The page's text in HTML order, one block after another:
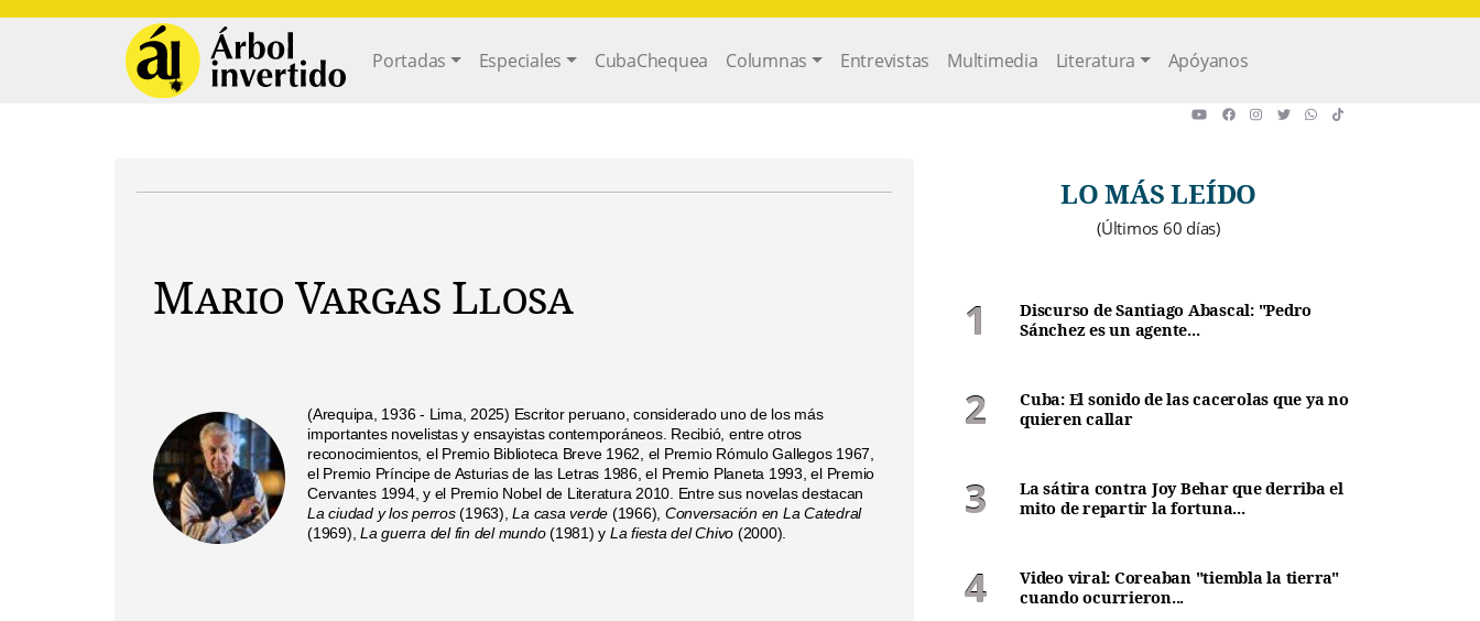
Main navigation
Portadas Especiales CubaChequea Columnas Entrevistas Multimedia Literatura Apóyanos
Mario Vargas Llosa
(Arequipa, 1936 - Lima, 2025) Escritor peruano, considerado uno de los más
importantes novelistas y ensayistas contemporáneos. Recibió, entre otros
reconocimientos, el Premio Biblioteca Breve 1962, el Premio Rómulo Gallegos 1967,
el Premio Príncipe de Asturias de las Letras 1986, el Premio Planeta 1993, el Premio
Cervantes 1994, y el Premio Nobel de Literatura 2010. Entre sus novelas destacan
La ciudad y los perros(1963),La casa verde (1966), Conversación en La Catedral
(1969), La guerra del fin del mundo(1981) y La fiesta del Chivo (2000).
LO MÁS LEÍDO
(Últimos 60 días)
Discurso de Santiago Abascal: "Pedro
Sánchez es un agente...
Cuba: El sonido de las cacerolas que ya no
quieren callar
La sátira contra Joy Behar que derriba el
mito de repartir la fortuna...
Video viral: Coreaban "tiembla la tierra"
cuando ocurrieron...